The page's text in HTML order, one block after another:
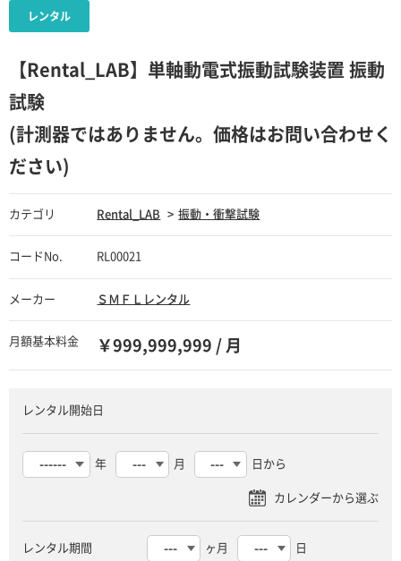
【Rental_LAB】単軸動電式振動試験装置 振動
試験
(計測器ではありません。価格はお問い合わせく
ださい)
カテゴリ Rental_LAB 振動・衝撃試験
コードNo. RL00021
メーカー ＳＭＦＬレンタル
月額基本料金 ￥999,999,999 / 月
レンタル開始日
年 月 日から
レンタル期間 ヶ月 日